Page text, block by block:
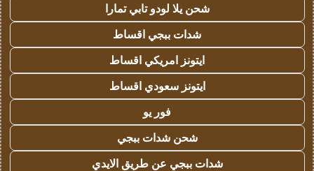
شحن يلا لودو تابي تمارا
شدات ببجي اقساط
ايتونز امريكي اقساط
ايتونز سعودي اقساط
فور يو
شحن شدات ببجي
شدات ببجي عن طريق الايدي